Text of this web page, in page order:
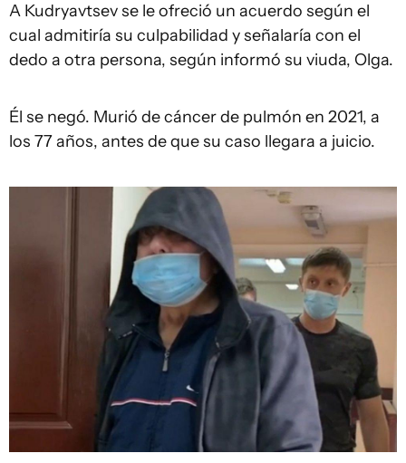
A Kudryavtsev se le ofreció un acuerdo según el
cual admitiría su culpabilidad y señalaría con el
dedo a otra persona, según informó su viuda, Olga.
Él se negó. Murió de cáncer de pulmón en 2021, a
los 77 años, antes de que su caso llegara a juicio.